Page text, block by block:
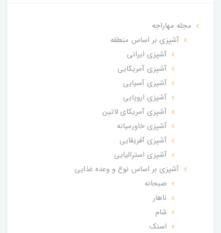
مجله مهاراجه
آشپزی بر اساس منطقه
آشپزی ایرانی
آشپزی آمریکایی
آشپزی آسیایی
آشپزی اروپایی
آشپزی آمریکای لاتین
آشپزی خاورمیانه
آشپزی آفریقایی
آشپزی استرالیایی
آشپزی بر اساس نوع و وعده غذایی
صبحانه
ناهار
شام
اسنک